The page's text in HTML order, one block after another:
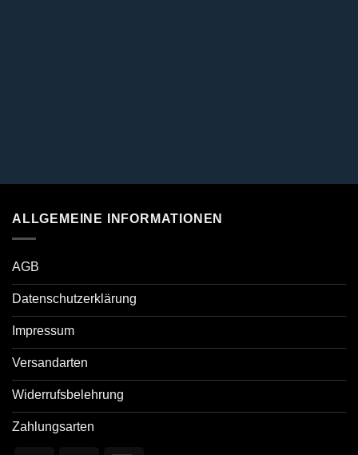
ALLGEMEINE INFORMATIONEN
AGB
Datenschutzerklärung
Impressum
Versandarten
Widerrufsbelehrung
Zahlungsarten